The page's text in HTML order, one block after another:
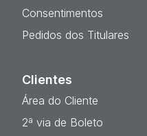
Consentimentos
Pedidos dos Titulares
Clientes
Área do Cliente
2ª via de Boleto